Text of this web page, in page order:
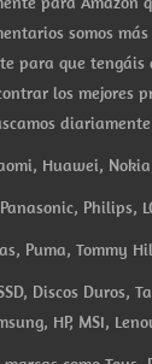
somos
para que
los mejores
Huawei,
Philips,
Puma, Tommy
Discos Duros,
HP, MSI,